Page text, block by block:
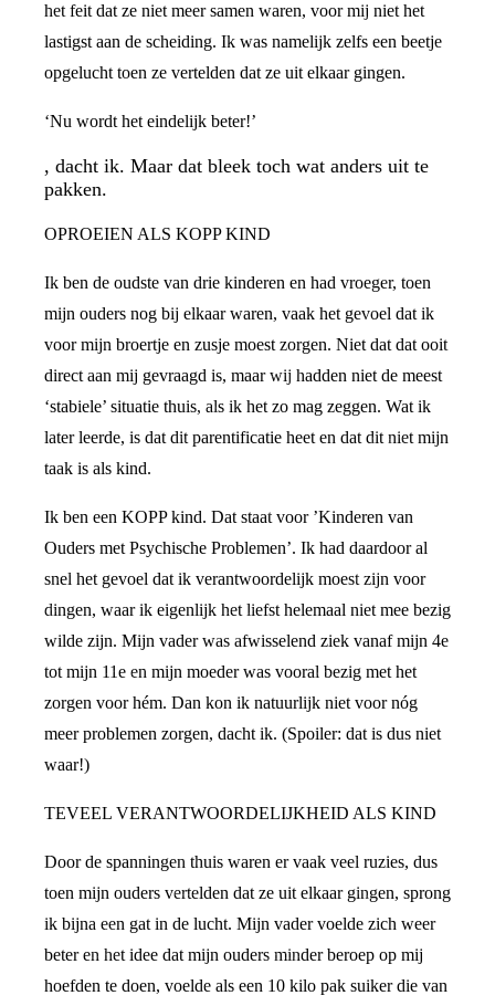
het feit dat ze niet meer samen waren, voor mij niet het
lastigst aan de scheiding. Ik was namelijk zelfs een beetje
opgelucht toen ze vertelden dat ze uit elkaar gingen.
‘Nu wordt het eindelijk beter!’
, dacht ik. Maar dat bleek toch wat anders uit te
pakken.
OPROEIEN ALS KOPP KIND
Ik ben de oudste van drie kinderen en had vroeger, toen
mijn ouders nog bij elkaar waren, vaak het gevoel dat ik
voor mijn broertje en zusje moest zorgen. Niet dat dat ooit
direct aan mij gevraagd is, maar wij hadden niet de meest
‘stabiele’ situatie thuis, als ik het zo mag zeggen. Wat ik
later leerde, is dat dit parentificatie heet en dat dit niet mijn
taak is als kind.
Ik ben een KOPP kind. Dat staat voor ’Kinderen van
Ouders met Psychische Problemen’. Ik had daardoor al
snel het gevoel dat ik verantwoordelijk moest zijn voor
dingen, waar ik eigenlijk het liefst helemaal niet mee bezig
wilde zijn. Mijn vader was afwisselend ziek vanaf mijn 4e
tot mijn 11e en mijn moeder was vooral bezig met het
zorgen voor hém. Dan kon ik natuurlijk niet voor nóg
meer problemen zorgen, dacht ik. (Spoiler: dat is dus niet
waar!)
TEVEEL VERANTWOORDELIJKHEID ALS KIND
Door de spanningen thuis waren er vaak veel ruzies, dus
toen mijn ouders vertelden dat ze uit elkaar gingen, sprong
ik bijna een gat in de lucht. Mijn vader voelde zich weer
beter en het idee dat mijn ouders minder beroep op mij
hoefden te doen, voelde als een 10 kilo pak suiker die van